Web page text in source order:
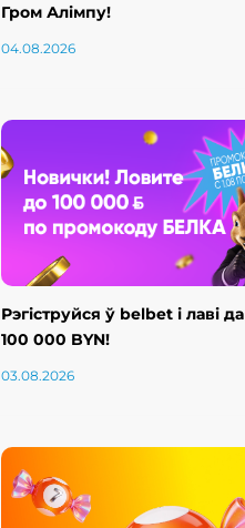
Гром Алімпу!
04.08.2026
Рэгіструйся ў belbet і лаві да
100 000 BYN!
03.08.2026